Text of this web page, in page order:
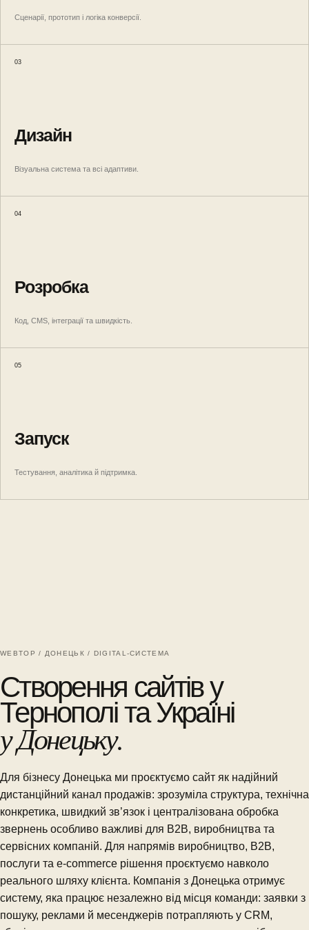
Сценарії, прототип і логіка конверсії.
03
Дизайн
Візуальна система та всі адаптиви.
04
Розробка
Код, CMS, інтеграції та швидкість.
05
Запуск
Тестування, аналітика й підтримка.
WEBTOP / ДОНЕЦЬК / DIGITAL-СИСТЕМА
Створення сайтів у
Тернополі та Україні
у Донецьку.
Для бізнесу Донецька ми проєктуємо сайт як надійний
дистанційний канал продажів: зрозуміла структура, технічна
конкретика, швидкий зв’язок і централізована обробка
звернень особливо важливі для B2B, виробництва та
сервісних компаній. Для напрямів виробництво, B2B,
послуги та e-commerce рішення проєктуємо навколо
реального шляху клієнта. Компанія з Донецька отримує
систему, яка працює незалежно від місця команди: заявки з
пошуку, реклами й месенджерів потрапляють у CRM,